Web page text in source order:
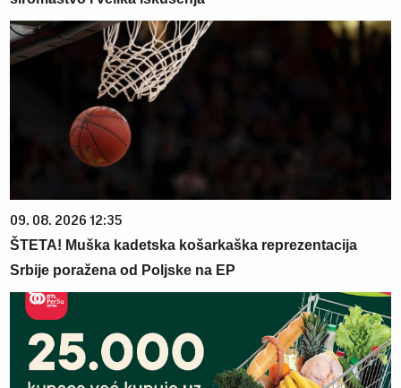
09. 08. 2026 12:35
ŠTETA! Muška kadetska košarkaška reprezentacija
Srbije poražena od Poljske na EP